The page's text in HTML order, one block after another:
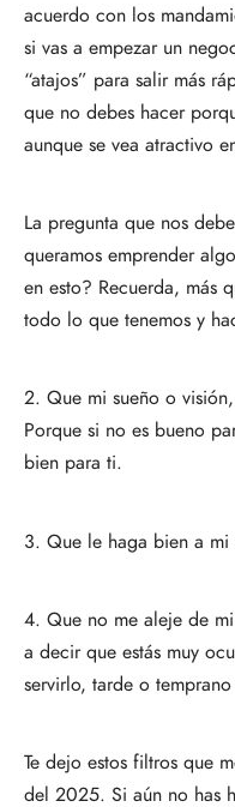
acuerdo con los
si vas a empezar un
“atajos” para salir más
que no debes hacer
aunque se vea atractivo
La pregunta que nos
queramos emprender
en esto? Recuerda, más
todo lo que tenemos y
2. Que mi sueño o
Porque si no es bueno
bien para ti.
3. Que le haga bien a
4. Que no me aleje de
a decir que estás muy
servirlo, tarde o
Te dejo estos filtros que
del 2025. Si aún no has